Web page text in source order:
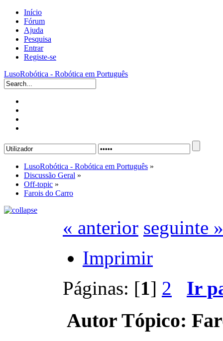
Início
Fórum
Ajuda
Pesquisa
Entrar
Registe-se
LusoRobótica - Robótica em Português
LusoRobótica - Robótica em Português »
Discussão Geral »
Off-topic »
Farois do Carro
« anterior seguinte »
Imprimir
Páginas: [1] 2 Ir
Autor Tópico: